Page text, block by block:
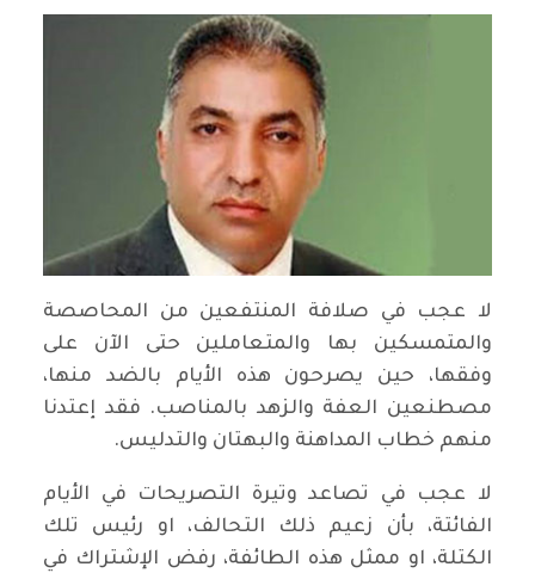
لا عجب في صلافة المنتفعين من المحاصصة
والمتمسكين بها والمتعاملين حتى الآن على
وفقها، حين يصرحون هذه الأيام بالضد منها،
مصطنعين العفة والزهد بالمناصب. فقد إعتدنا
منهم خطاب المداهنة والبهتان والتدليس.
لا عجب في تصاعد وتيرة التصريحات في الأيام
الفائتة، بأن زعيم ذلك التحالف، او رئيس تلك
الكتلة، او ممثل هذه الطائفة، رفض الإشتراك في